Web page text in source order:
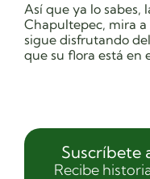
Así que ya lo sabes,
Chapultepec, mira a
sigue disfrutando
que su flora está en
Suscríbete
Recibe